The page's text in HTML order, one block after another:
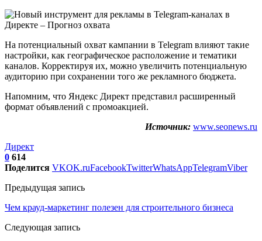
На потенциальный охват кампании в Telegram влияют такие
настройки, как географическое расположение и тематики
каналов. Корректируя их, можно увеличить потенциальную
аудиторию при сохранении того же рекламного бюджета.
Напомним, что Яндекс Директ представил расширенный
формат объявлений с промоакцией.
Источник: www.seonews.ru
Директ
0 614
Поделится VKOK.ruFacebookTwitterWhatsAppTelegramViber
Предыдущая запись
Чем крауд-маркетинг полезен для строительного бизнеса
Следующая запись